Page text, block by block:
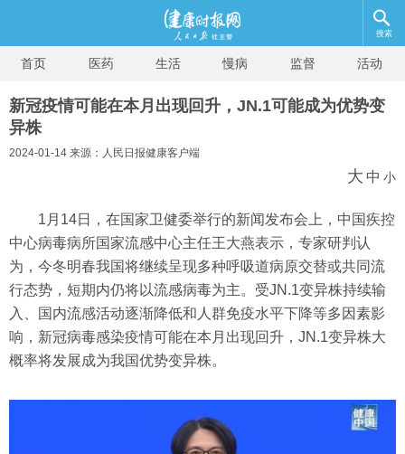
搜索
首页 医药 生活 慢病 监督 活动
新冠疫情可能在本月出现回升，JN.1可能成为优势变
异株
2024-01-14 来源：人民日报健康客户端
大 中 小
1月14日，在国家卫健委举行的新闻发布会上，中国疾控
中心病毒病所国家流感中心主任王大燕表示，专家研判认
为，今冬明春我国将继续呈现多种呼吸道病原交替或共同流
行态势，短期内仍将以流感病毒为主。受JN.1变异株持续输
入、国内流感活动逐渐降低和人群免疫水平下降等多因素影
响，新冠病毒感染疫情可能在本月出现回升，JN.1变异株大
概率将发展成为我国优势变异株。